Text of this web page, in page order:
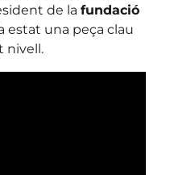
de la fundació
estat una peça clau
nivell.